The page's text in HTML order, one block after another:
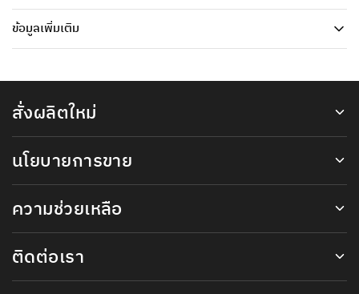
ข้อมูลเพิ่มเติม
สั่งผลิตใหม่
นโยบายการขาย
ความช่วยเหลือ
ติดต่อเรา